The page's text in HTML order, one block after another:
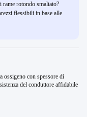
rotondo smaltato?
flessibili in base alle
ossigeno con spessore di
del conduttore affidabile